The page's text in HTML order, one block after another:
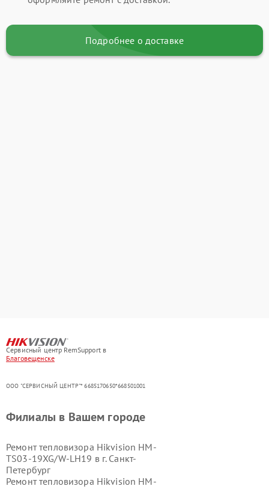
Подробнее о доставке
Сервисный центр RemSupport в
Благовещенске
ООО "СЕРВИСНЫЙ ЦЕНТР"* 6685170650*668501001
Филиалы в Вашем городе
Ремонт тепловизора Hikvision HM-
TS03-19XG/W-LH19 в г. Санкт-
Петербург
Ремонт тепловизора Hikvision HM-